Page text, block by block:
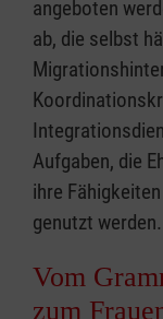
angeboten
ab, die selbst
Aufgaben, die
ihre
genutzt werden.
Vom
zum